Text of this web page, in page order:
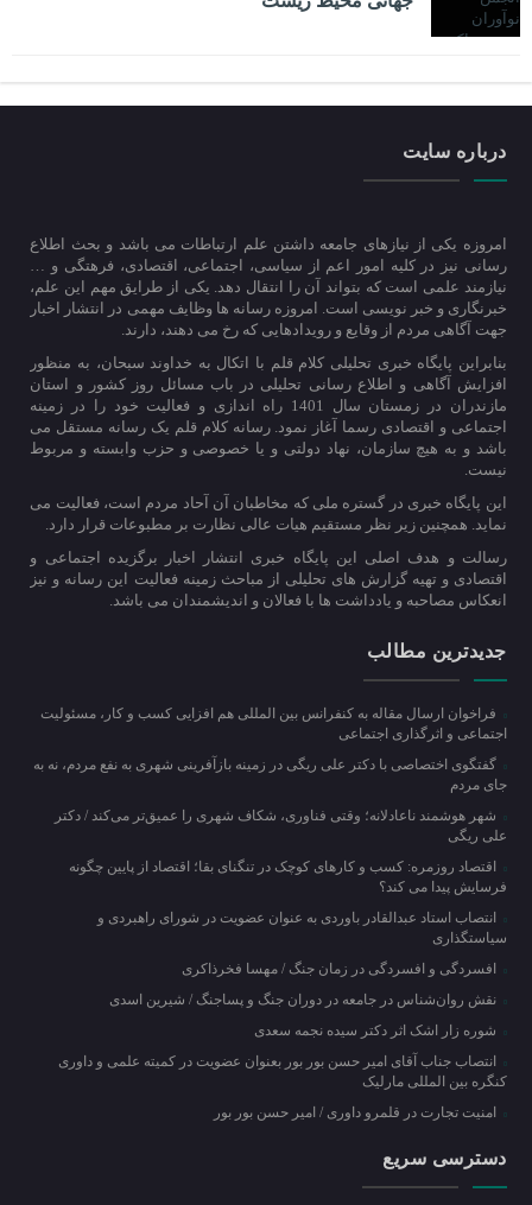
درباره سایت
امروزه یکی از نیازهای جامعه داشتن علم ارتباطات می باشد و بحث اطلاع
رسانی نیز در کلیه امور اعم از سیاسی، اجتماعی، اقتصادی، فرهتگی و …
نیازمند علمی است که بتواند آن را انتقال دهد. یکی از طرایق مهم این علم،
خبرنگاری و خبر نویسی است. امروزه رسانه ها وظایف مهمی در انتشار اخبار
جهت آگاهی مردم از وقایع و رویدادهایی که رخ می دهند، دارند.
بنابراین پایگاه خبری تحلیلی کلام قلم با اتکال به خداوند سبحان، به منظور
افزایش آگاهی و اطلاع رسانی تحلیلی در باب مسائل روز کشور و استان
مازندران در زمستان سال 1401 راه اندازی و فعالیت خود را در زمینه
اجتماعی و اقتصادی رسما آغاز نمود. رسانه کلام قلم یک رسانه مستقل می
باشد و به هیچ سازمان، نهاد دولتی و یا خصوصی و حزب وابسته و مربوط
نیست.
این پایگاه خبری در گستره ملی که مخاطبان آن آحاد مردم است، فعالیت می
نماید. همچنین زیر نظر مستقیم هیات عالی نظارت بر مطبوعات قرار دارد.
رسالت و هدف اصلی این پایگاه خبری انتشار اخبار برگزیده اجتماعی و
اقتصادی و تهیه گزارش های تحلیلی از مباحث زمینه فعالیت این رسانه و نیز
انعکاس مصاحبه و یادداشت ها با فعالان و اندیشمندان می باشد.
جدیدترین مطالب
فراخوان ارسال مقاله به کنفرانس بین المللی هم افزایی کسب و کار، مسئولیت
اجتماعی و اثرگذاری اجتماعی
گفتگوی اختصاصی با دکتر علی ریگی در زمینه بازآفرینی شهری به نفع مردم، نه به
جای مردم
شهر هوشمند ناعادلانه؛ وقتی فناوری، شکاف شهری را عمیق‌تر می‌کند / دکتر
علی ریگی
اقتصاد روزمره: کسب‌ و کارهای کوچک در تنگنای بقا؛ اقتصاد از پایین چگونه
فرسایش پیدا می کند؟
انتصاب استاد عبدالقادر باوردی به عنوان عضویت در شورای راهبردی و
سیاستگذاری
افسردگی و افسردگی در زمان جنگ / مهسا فخرذاکری
نقش روان‌شناس در جامعه در دوران جنگ و پساجنگ / شیرین اسدی
شوره زار اشک اثر دکتر سیده نجمه سعدی
انتصاب جناب آقای امیر حسن بور بور بعنوان عضویت در کمیته علمی و داوری
کنگره بین المللی مارلیک
امنیت تجارت در قلمرو داوری / امیر حسن بور بور
دسترسی سریع